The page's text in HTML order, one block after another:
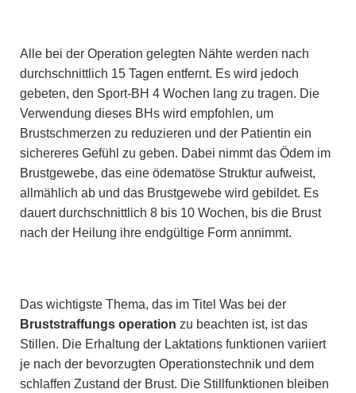
Alle bei der Operation gelegten Nähte werden nach
durchschnittlich 15 Tagen entfernt. Es wird jedoch
gebeten, den Sport-BH 4 Wochen lang zu tragen. Die
Verwendung dieses BHs wird empfohlen, um
Brustschmerzen zu reduzieren und der Patientin ein
sichereres Gefühl zu geben. Dabei nimmt das Ödem im
Brustgewebe, das eine ödematöse Struktur aufweist,
allmählich ab und das Brustgewebe wird gebildet. Es
dauert durchschnittlich 8 bis 10 Wochen, bis die Brust
nach der Heilung ihre endgültige Form annimmt.
Das wichtigste Thema, das im Titel Was bei der
Bruststraffungs operation zu beachten ist, ist das
Stillen. Die Erhaltung der Laktations funktionen variiert
je nach der bevorzugten Operationstechnik und dem
schlaffen Zustand der Brust. Die Stillfunktionen bleiben